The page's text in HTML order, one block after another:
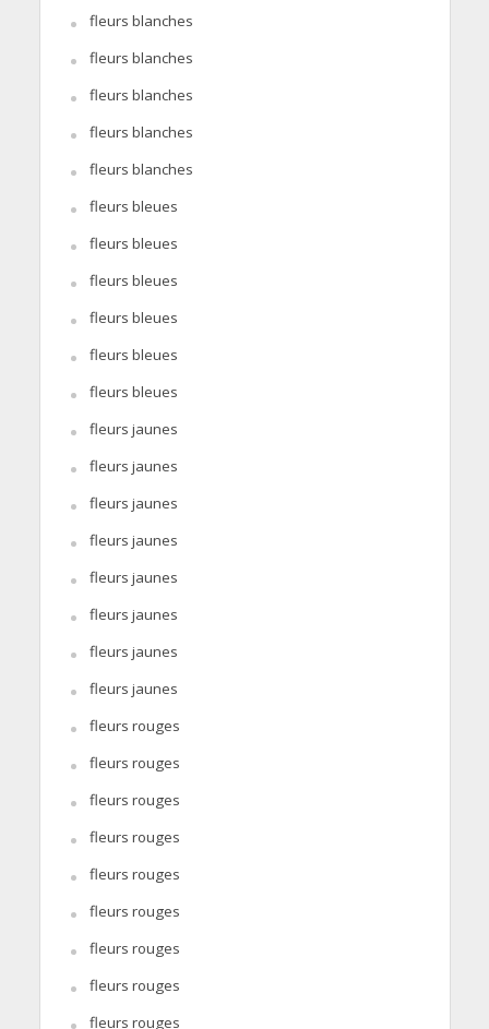
fleurs blanches
fleurs blanches
fleurs blanches
fleurs blanches
fleurs blanches
fleurs bleues
fleurs bleues
fleurs bleues
fleurs bleues
fleurs bleues
fleurs bleues
fleurs jaunes
fleurs jaunes
fleurs jaunes
fleurs jaunes
fleurs jaunes
fleurs jaunes
fleurs jaunes
fleurs jaunes
fleurs rouges
fleurs rouges
fleurs rouges
fleurs rouges
fleurs rouges
fleurs rouges
fleurs rouges
fleurs rouges
fleurs rouges